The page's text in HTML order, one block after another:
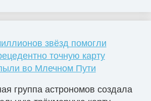
звёзд помогли
точную карту
во Млечном Пути
группа астрономов создала